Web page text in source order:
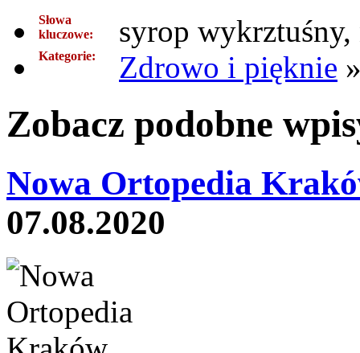
Słowa
kluczowe:
syrop
Kategorie: Zdrowo i pięknie
Zobacz podobne
Nowa Ortopedia
07.08.2020